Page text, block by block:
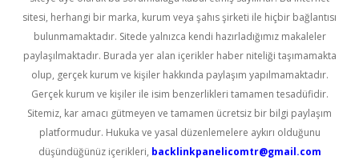
sitesi, herhangi bir marka, kurum veya şahıs şirketi ile hiçbir bağlantısı
bulunmamaktadır. Sitede yalnızca kendi hazırladığımız makaleler
paylaşılmaktadır. Burada yer alan içerikler haber niteliği taşımamakta
olup, gerçek kurum ve kişiler hakkında paylaşım yapılmamaktadır.
Gerçek kurum ve kişiler ile isim benzerlikleri tamamen tesadüfidir.
Sitemiz, kar amacı gütmeyen ve tamamen ücretsiz bir bilgi paylaşım
platformudur. Hukuka ve yasal düzenlemelere aykırı olduğunu
düşündüğünüz içerikleri, backlinkpanelicomtr@gmail.com